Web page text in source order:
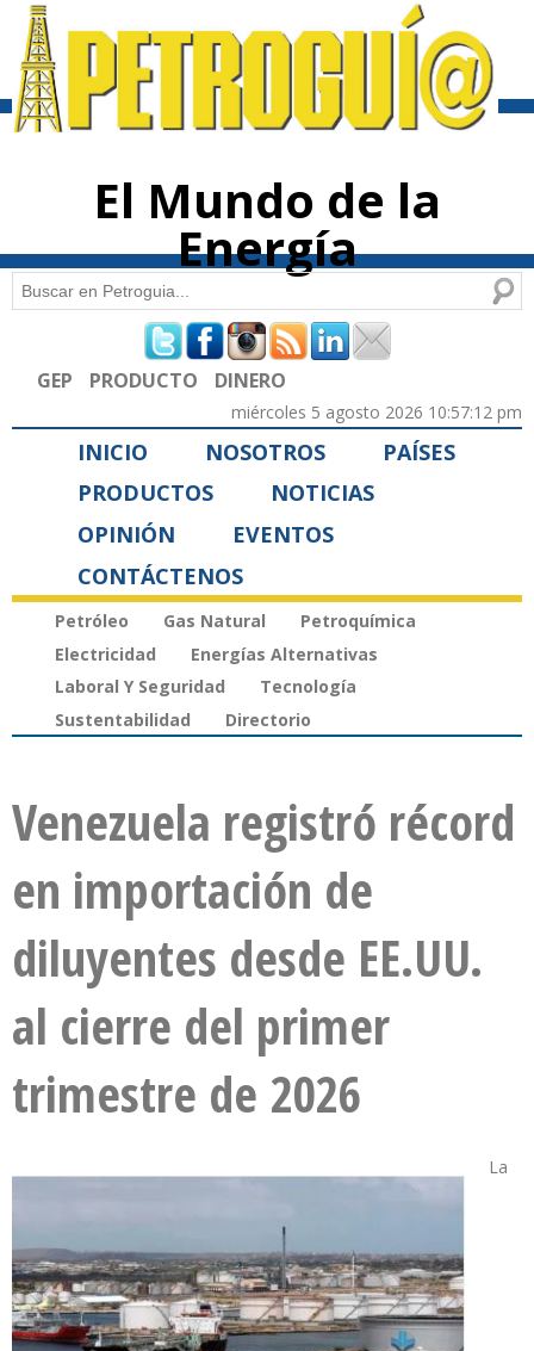
contenido
El Mundo de la
Energía
Formulario de búsqueda
Buscar
GEP PRODUCTO DINERO
miércoles 5 agosto 2026 10:57:12 pm
INICIO NOSOTROS
PAÍSES
PRODUCTOS
NOTICIAS
OPINIÓN
EVENTOS
CONTÁCTENOS
Petróleo Gas Natural
Petroquímica
Electricidad
Energías Alternativas
Laboral Y Seguridad
Tecnología
Sustentabilidad
Directorio
Venezuela registró récord
en importación de
diluyentes desde EE.UU.
al cierre del primer
trimestre de 2026
La